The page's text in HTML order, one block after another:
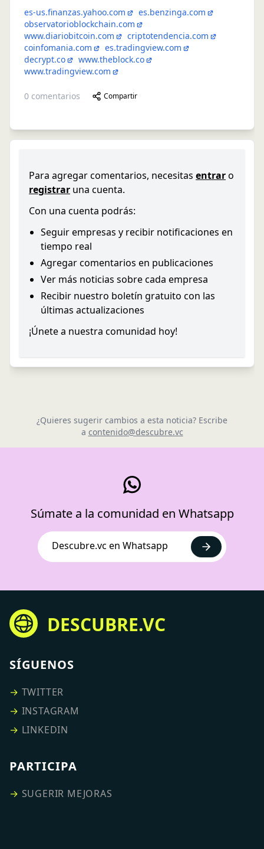
es-us.finanzas.yahoo.com
es.benzinga.com
observatorioblockchain.com
www.diariobitcoin.com
criptotendencia.com
coinfomania.com
es.tradingview.com
decrypt.co
www.theblock.co
www.tradingview.com
0 comentarios Compartir
Para agregar comentarios, necesitas entraro
registrar una cuenta.
Con una cuenta podrás:
Seguir empresas y recibir notificaciones en
tiempo real
Agregar comentarios en publicaciones
Ver más noticias sobre cada empresa
Recibir nuestro boletín gratuito con las
últimas actualizaciones
¡Únete a nuestra comunidad hoy!
¿Quieres sugerir cambios a esta noticia? Escribe
a contenido@descubre.vc
Súmate a la comunidad en Whatsapp
Descubre.vc en Whatsapp
DESCUBRE.VC
SÍGUENOS
→ TWITTER
→ INSTAGRAM
→ LINKEDIN
PARTICIPA
→ SUGERIR MEJORAS